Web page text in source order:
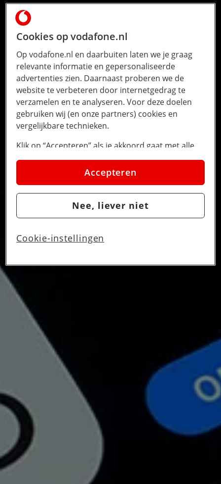
Cookies op vodafone.nl
Op vodafone.nl en daarbuiten laten we je graag
relevante informatie en gepersonaliseerde
advertenties zien. Daarnaast proberen we de
website te verbeteren door internetgedrag te
verzamelen en te analyseren. Voor deze doelen
gebruiken wij (en onze partners) cookies en
vergelijkbare technieken.
Klik op “Accepteren” als je akkoord gaat met alle
cookies. Kies je voor “Nee, liever niet”, dan
plaatsen we alleen strikt noodzakelijke cookies om
de website goed te laten werken. Dat betekent dat
we geen vormen van personalisatie toepassen.
Via cookie instellingen kan je zelf bepalen welke
wijzigen of intrekken op de
Accepteren
Nee, liever niet
Cookie-instellingen